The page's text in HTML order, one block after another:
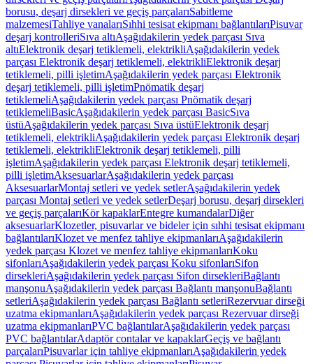
borusu, deşarj dirsekleri ve geçiş parçalarıSabitleme
malzemesiTahliye vanalarıSıhhi tesisat ekipmanı bağlantılarıPisuvar
deşarj kontrolleriSıva altıAşağıdakilerin yedek parçası Sıva
altıElektronik deşarj tetiklemeli, elektrikliAşağıdakilerin yedek
parçası Elektronik deşarj tetiklemeli, elektrikliElektronik deşarj
tetiklemeli, pilli işletimAşağıdakilerin yedek parçası Elektronik
deşarj tetiklemeli, pilli işletimPnömatik deşarj
tetiklemeliAşağıdakilerin yedek parçası Pnömatik deşarj
tetiklemeliBasicAşağıdakilerin yedek parçası BasicSıva
üstüAşağıdakilerin yedek parçası Sıva üstüElektronik deşarj
tetiklemeli, elektrikliAşağıdakilerin yedek parçası Elektronik deşarj
tetiklemeli, elektrikliElektronik deşarj tetiklemeli, pilli
işletimAşağıdakilerin yedek parçası Elektronik deşarj tetiklemeli,
pilli işletimAksesuarlarAşağıdakilerin yedek parçası
AksesuarlarMontaj setleri ve yedek setlerAşağıdakilerin yedek
parçası Montaj setleri ve yedek setlerDeşarj borusu, deşarj dirsekleri
ve geçiş parçalarıKör kapaklarEntegre kumandalarDiğer
aksesuarlarKlozetler, pisuvarlar ve bideler için sıhhi tesisat ekipmanı
bağlantılarıKlozet ve menfez tahliye ekipmanlarıAşağıdakilerin
yedek parçası Klozet ve menfez tahliye ekipmanlarıKoku
sifonlarıAşağıdakilerin yedek parçası Koku sifonlarıSifon
dirsekleriAşağıdakilerin yedek parçası Sifon dirsekleriBağlantı
manşonuAşağıdakilerin yedek parçası Bağlantı manşonuBağlantı
setleriAşağıdakilerin yedek parçası Bağlantı setleriRezervuar dirseği
uzatma ekipmanlarıAşağıdakilerin yedek parçası Rezervuar dirseği
uzatma ekipmanlarıPVC bağlantılarAşağıdakilerin yedek parçası
PVC bağlantılarAdaptör contalar ve kapaklarGeçiş ve bağlantı
parçalarıPisuvarlar için tahliye ekipmanlarıAşağıdakilerin yedek